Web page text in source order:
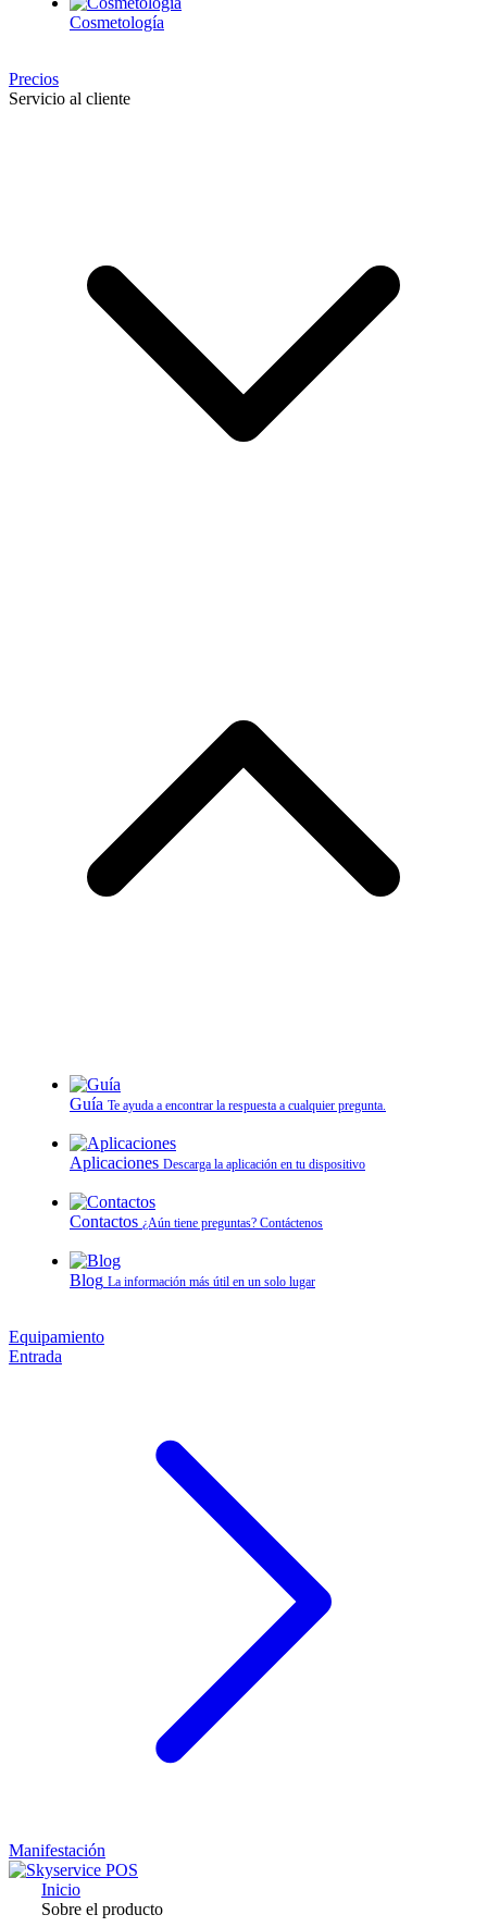
Cosmetología
Precios
Servicio al cliente
Guía Te ayuda a encontrar la respuesta a cualquier pregunta.
Aplicaciones Descarga la aplicación en tu dispositivo
Contactos ¿Aún tiene preguntas? Contáctenos
Blog La información más útil en un solo lugar
Equipamiento
Entrada
Manifestación
Inicio
Sobre el producto